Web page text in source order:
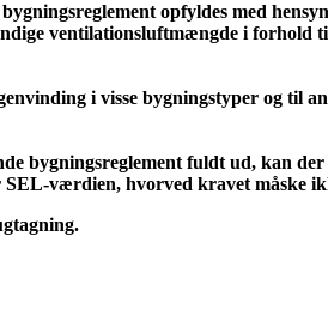
opfyldes med
ventilationsluftmængde i forhold
i visse bygningstyper og til
bygningsreglement fuldt ud, kan der
værdien, hvorved kravet måske